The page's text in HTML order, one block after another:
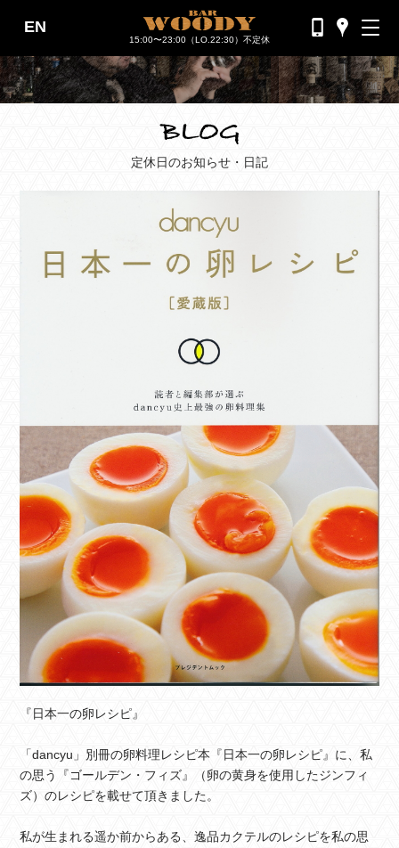
バーウッディTOP
バー ウッディについて
メニュー＆料金
おすすめカクテル
フォトギャラリー
ブログ
過去のブログ
EN
15:00〜23:00（LO.22:30）不定休
定休日のお知らせ・日記
『日本一の卵レシピ』
「dancyu」別冊の卵料理レシピ本『日本一の卵レシピ』に、私
の思う『ゴールデン・フィズ』（卵の黄身を使用したジンフィ
ズ）のレシピを載せて頂きました。
私が生まれる遥か前からある、逸品カクテルのレシピを私の思